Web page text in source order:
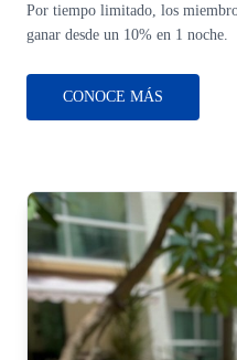
Por tiempo limitado, los
ganar desde un 10% en 1 noche.
CONOCE MÁS